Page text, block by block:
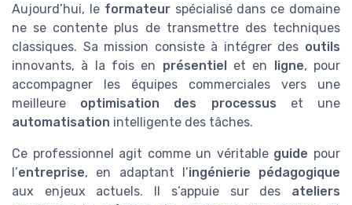
Aujourd’hui, le formateurspécialisé dans ce domaine
ne se contente plus de transmettre des techniques
classiques. Sa mission consiste à intégrer des outils
innovants, à la fois en présentielet en ligne, pour
accompagner les équipes commerciales vers une
meilleure optimisation des processus et une
automatisation intelligente des tâches.
Ce professionnel agit comme un véritable guide pour
l’entreprise, en adaptant l’ingénierie pédagogique
aux enjeux actuels. Il s’appuie sur des ateliers